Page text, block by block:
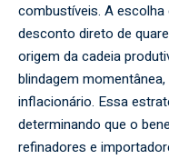
combustíveis. A
desconto direto de
origem da cadeia
blindagem
inflacionário. Essa
determinando que o
refinadores e